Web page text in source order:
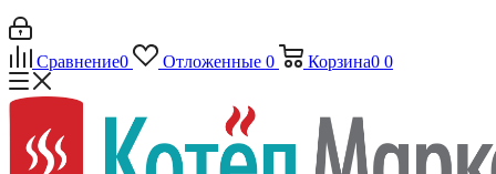
Сравнение0 Отложенные 0 Корзина0 0